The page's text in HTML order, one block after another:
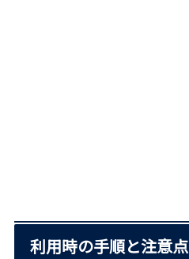
利用時の手順と注意点